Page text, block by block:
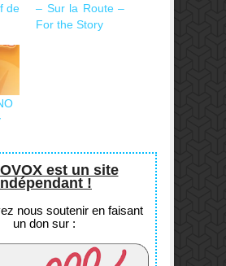
de
– Sur la Route –
For the Story
est un site
!
nous soutenir en faisant
un don sur :